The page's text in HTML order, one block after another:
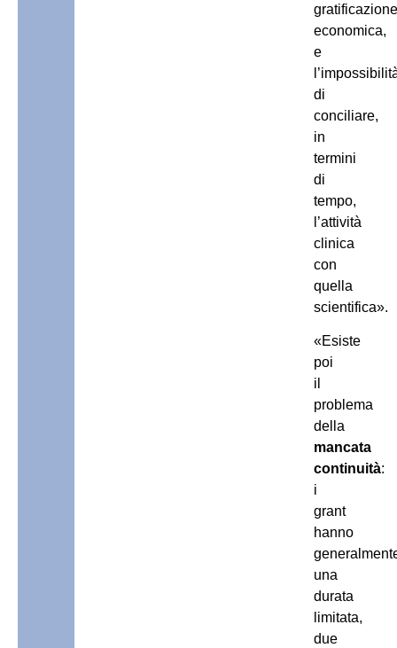
gratificazione
economica,
e
di
conciliare,
in
termini
di
tempo,
l’attività
clinica
con
quella
scientifica».
«Esiste
poi
il
problema
della
mancata
continuità:
i
grant
hanno
una
durata
limitata,
due